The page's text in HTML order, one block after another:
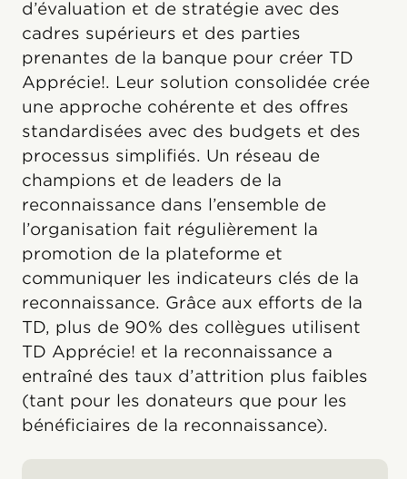
d’évaluation et de stratégie avec des
cadres supérieurs et des parties
prenantes de la banque pour créer TD
Apprécie!. Leur solution consolidée crée
une approche cohérente et des offres
standardisées avec des budgets et des
processus simplifiés. Un réseau de
champions et de leaders de la
reconnaissance dans l’ensemble de
l’organisation fait régulièrement la
promotion de la plateforme et
communiquer les indicateurs clés de la
reconnaissance. Grâce aux efforts de la
TD, plus de 90% des collègues utilisent
TD Apprécie! et la reconnaissance a
entraîné des taux d’attrition plus faibles
(tant pour les donateurs que pour les
bénéficiaires de la reconnaissance).